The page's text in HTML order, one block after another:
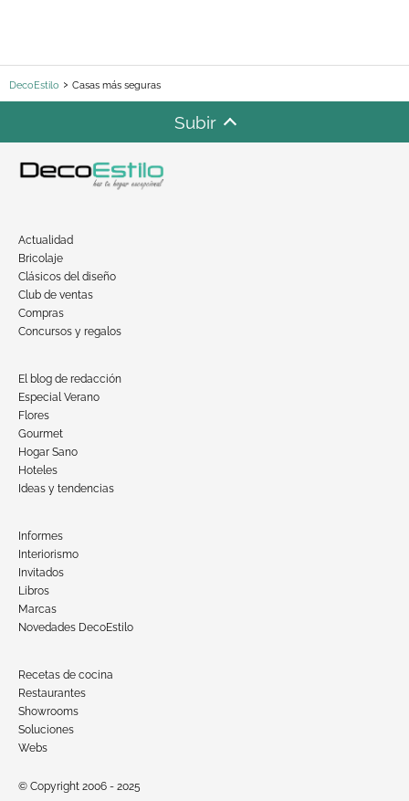
DecoEstilo Casas más seguras
Subir
Actualidad
Bricolaje
Clásicos del diseño
Club de ventas
Compras
Concursos y regalos
El blog de redacción
Especial Verano
Flores
Gourmet
Hogar Sano
Hoteles
Ideas y tendencias
Informes
Interiorismo
Invitados
Libros
Marcas
Novedades DecoEstilo
Recetas de cocina
Restaurantes
Showrooms
Soluciones
Webs
© Copyright 2006 - 2025